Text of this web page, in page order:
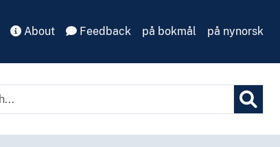
About Feedback på bokmål på nynorsk